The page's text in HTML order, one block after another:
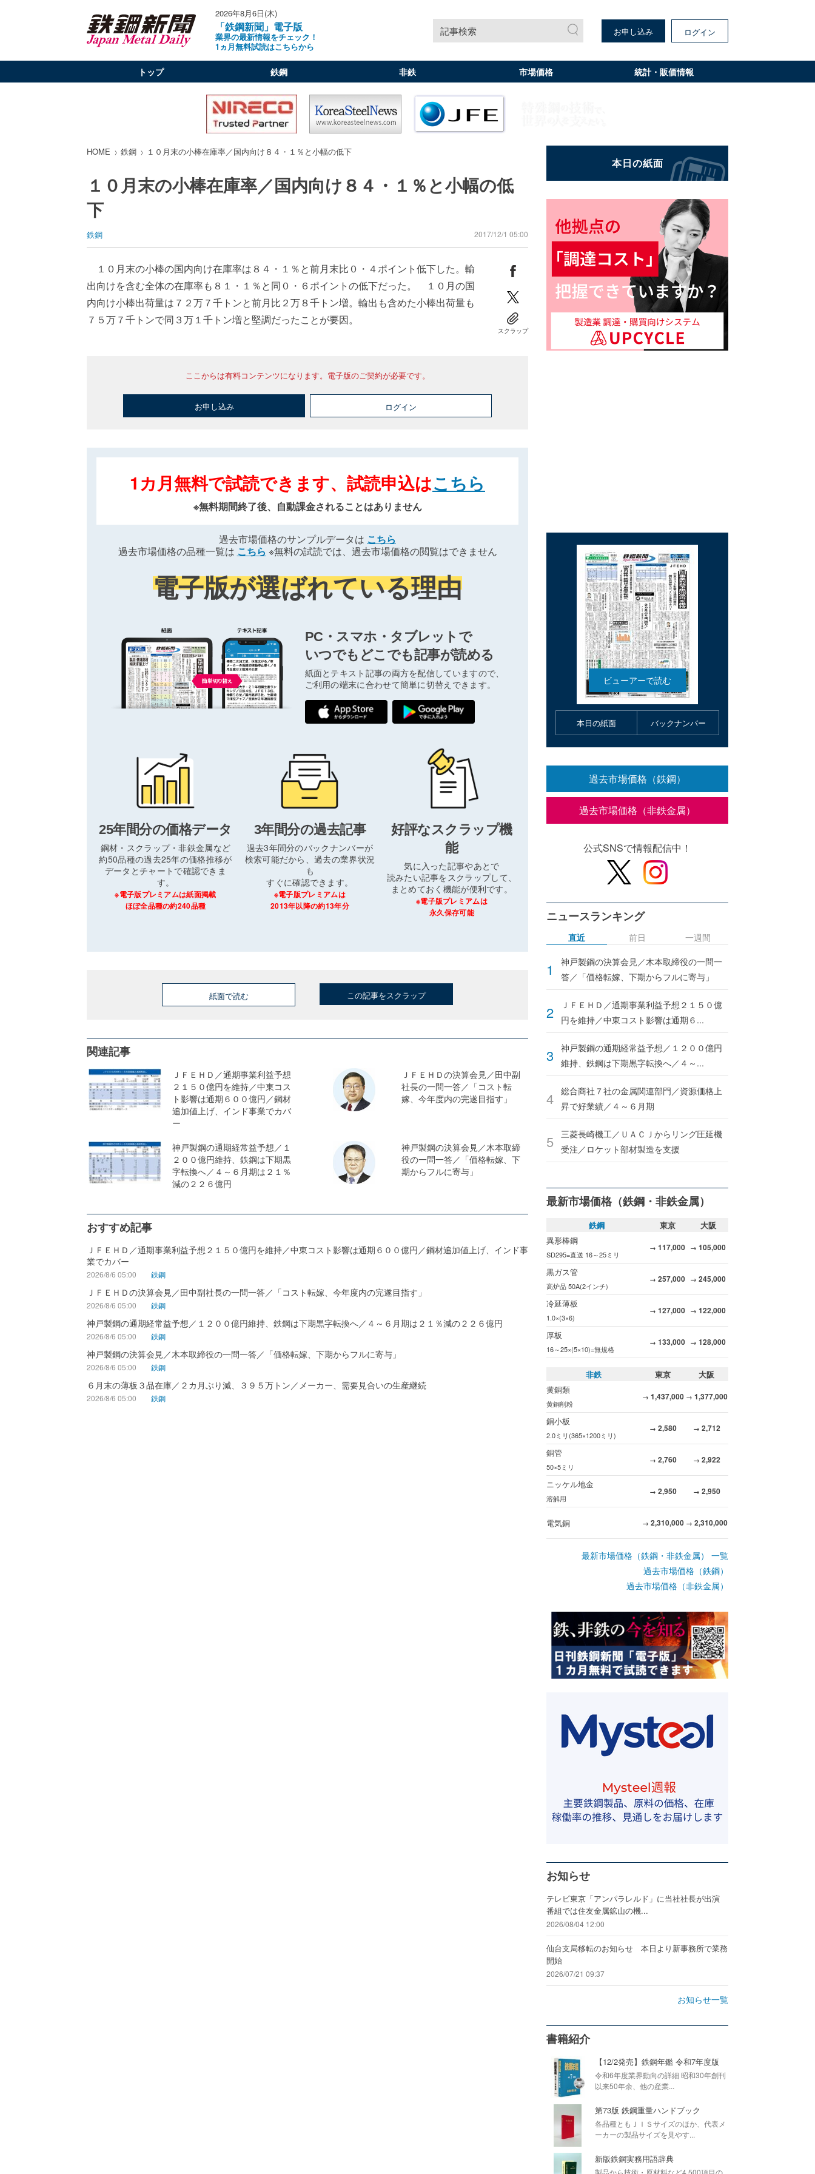
2026年8月6日(木)
「鉄鋼新聞」電子版
業界の最新情報をチェック！
1ヵ月無料試読はこちらから
記事検索 お申し込み ログイン
トップ 鉄鋼 非鉄 市場価格 統計・販価情報
HOME 鉄鋼 １０月末の小棒在庫率／国内向け８４・１％と小幅の低下
１０月末の小棒在庫率／国内向け８４・１％と小幅の低
下
鉄鋼 2017/12/1 05:00
１０月末の小棒の国内向け在庫率は８４・１％と前月末比０・４ポイント低下した。輸
出向けを含む全体の在庫率も８１・１％と同０・６ポイントの低下だった。 １０月の国
内向け小棒出荷量は７２万７千トンと前月比２万８千トン増。輸出も含めた小棒出荷量も
７５万７千トンで同３万１千トン増と堅調だったことが要因。
スクラップ
ここからは有料コンテンツになります。電子版のご契約が必要です。
お申し込み ログイン
1カ月無料で試読できます、試読申込はこちら
※無料期間終了後、自動課金されることはありません
過去市場価格のサンプルデータは こちら
過去市場価格の品種一覧は こちら ※無料の試読では、過去市場価格の閲覧はできません
電子版が選ばれている理由
PC・スマホ・タブレットで
いつでもどこでも記事が読める
紙面とテキスト記事の両方を配信していますので、
ご利用の端末に合わせて簡単に切替えできます。
25年間分の価格データ
鋼材・スクラップ・非鉄金属など
約50品種の過去25年の価格推移が
データとチャートで確認できま
す。
※電子版プレミアムは紙面掲載
ほぼ全品種の約240品種
3年間分の過去記事
過去3年間分のバックナンバーが
検索可能だから、過去の業界状況
も
すぐに確認できます。
※電子版プレミアムは
2013年以降の約13年分
好評なスクラップ機
能
気に入った記事やあとで
読みたい記事をスクラップして、
まとめておく機能が便利です。
※電子版プレミアムは
永久保存可能
紙面で読む この記事をスクラップ
関連記事
ＪＦＥＨＤ／通期事業利益予想
２１５０億円を維持／中東コス
ト影響は通期６００億円／鋼材
追加値上げ、インド事業でカバ
ー
ＪＦＥＨＤの決算会見／田中副
社長の一問一答／「コスト転
嫁、今年度内の完遂目指す」
神戸製鋼の通期経常益予想／１
２００億円維持、鉄鋼は下期黒
字転換へ／４～６月期は２１％
減の２２６億円
神戸製鋼の決算会見／木本取締
役の一問一答／「価格転嫁、下
期からフルに寄与」
おすすめ記事
ＪＦＥＨＤ／通期事業利益予想２１５０億円を維持／中東コスト影響は通期６００億円／鋼材追加値上げ、インド事
業でカバー
2026/8/6 05:00 鉄鋼
ＪＦＥＨＤの決算会見／田中副社長の一問一答／「コスト転嫁、今年度内の完遂目指す」
2026/8/6 05:00 鉄鋼
神戸製鋼の通期経常益予想／１２００億円維持、鉄鋼は下期黒字転換へ／４～６月期は２１％減の２２６億円
2026/8/6 05:00 鉄鋼
神戸製鋼の決算会見／木本取締役の一問一答／「価格転嫁、下期からフルに寄与」
2026/8/6 05:00 鉄鋼
６月末の薄板３品在庫／２カ月ぶり減、３９５万トン／メーカー、需要見合いの生産継続
2026/8/6 05:00 鉄鋼
本日の紙面 バックナンバー
過去市場価格（鉄鋼）
過去市場価格（非鉄金属）
公式SNSで情報配信中！
ニュースランキング
直近
神戸製鋼の決算会見／木本取締役の一問一
答／「価格転嫁、下期からフルに寄与」
ＪＦＥＨＤ／通期事業利益予想２１５０億
円を維持／中東コスト影響は通期６...
神戸製鋼の通期経常益予想／１２００億円
維持、鉄鋼は下期黒字転換へ／４～...
総合商社７社の金属関連部門／資源価格上
昇で好業績／４～６月期
三菱長崎機工／ＵＡＣＪからリング圧延機
受注／ロケット部材製造を支援
前日 一週間
最新市場価格（鉄鋼・非鉄金属）
鉄鋼 東京
大阪
異形棒鋼
SD295=直送 16～25ミリ
→ 117,000 → 105,000
黒ガス管
高炉品 50A(2インチ)
→ 257,000 → 245,000
冷延薄板
1.0×(3×6)
→ 127,000 → 122,000
厚板
16～25×(5×10)=無規格
→ 133,000 → 128,000
非鉄 東京
大阪
黄銅類
黄銅削粉
→ 1,437,000 → 1,377,000
銅小板
2.0ミリ(365×1200ミリ)
→ 2,580 → 2,712
銅管
50×5ミリ
→ 2,760 → 2,922
ニッケル地金
溶解用
→ 2,950 → 2,950
電気銅 → 2,310,000 → 2,310,000
最新市場価格（鉄鋼・非鉄金属） 一覧
過去市場価格（鉄鋼）
過去市場価格（非鉄金属）
お知らせ
テレビ東京「アンパラレルド」に当社社長が出演
番組では住友金属鉱山の機...
2026/08/04 12:00
仙台支局移転のお知らせ 本日より新事務所で業務
開始
2026/07/21 09:37
お知らせ一覧
書籍紹介
【12/2発売】鉄鋼年鑑 令和7年度版
令和6年度業界動向の詳細 昭和30年創刊
以来50年余、他の産業...
第73版 鉄鋼重量ハンドブック
各品種ともＪＩＳサイズのほか、代表メ
ーカーの製品サイズを見やす...
新版鉄鋼実務用語辞典
製品から技術・原材料など4,500項目の